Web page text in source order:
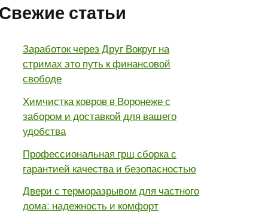
Свежие статьи
Заработок через Друг Вокруг на
стримах это путь к финансовой
свободе
Химчистка ковров в Воронеже с
забором и доставкой для вашего
удобства
Профессиональная грщ сборка с
гарантией качества и безопасностью
Двери с терморазрывом для частного
дома: надежность и комфорт